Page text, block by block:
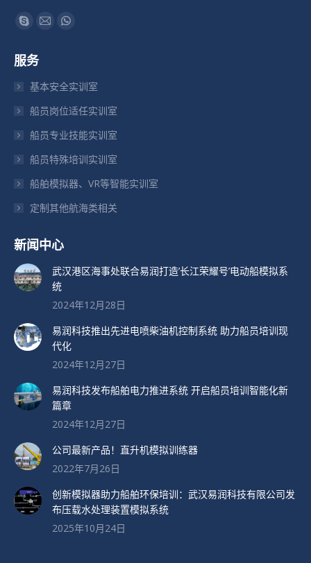
找到我们：
Skype
在
新
口
中
打
Mail
新
口
中
打
Whatsapp
新
口
中
打
服务
基本安全实训室
船员岗位适任实训室
船员专业技能实训室
船员特殊培训实训室
船舶模拟器、VR等智能实训室
定制其他航海类相关
新闻中心
武汉港区海事处联合易润打造’长江荣耀号’电动船模拟系
统
2024年12月28日
易润科技推出先进电喷柴油机控制系统 助力船员培训现
代化
2024年12月27日
易润科技发布船舶电力推进系统 开启船员培训智能化新
篇章
2024年12月27日
公司最新产品！直升机模拟训练器
2022年7月26日
创新模拟器助力船舶环保培训：武汉易润科技有限公司发
布压载水处理装置模拟系统
2025年10月24日